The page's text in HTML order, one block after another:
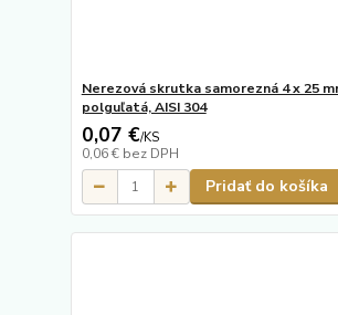
Nerezová skrutka samorezná 4 x 25
polguľatá, AISI 304
0,07 €/KS
0,06 € bez DPH
Pridať do košíka